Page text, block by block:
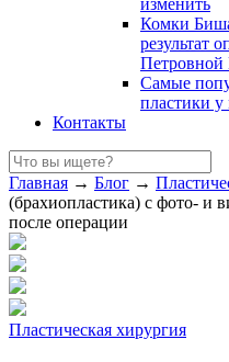
изменить
Комки
результат
Петровной
Самые
пластики
Контакты
Главная → Блог →
(брахиопластика) с фото- и
после операции
Пластическая хирургия